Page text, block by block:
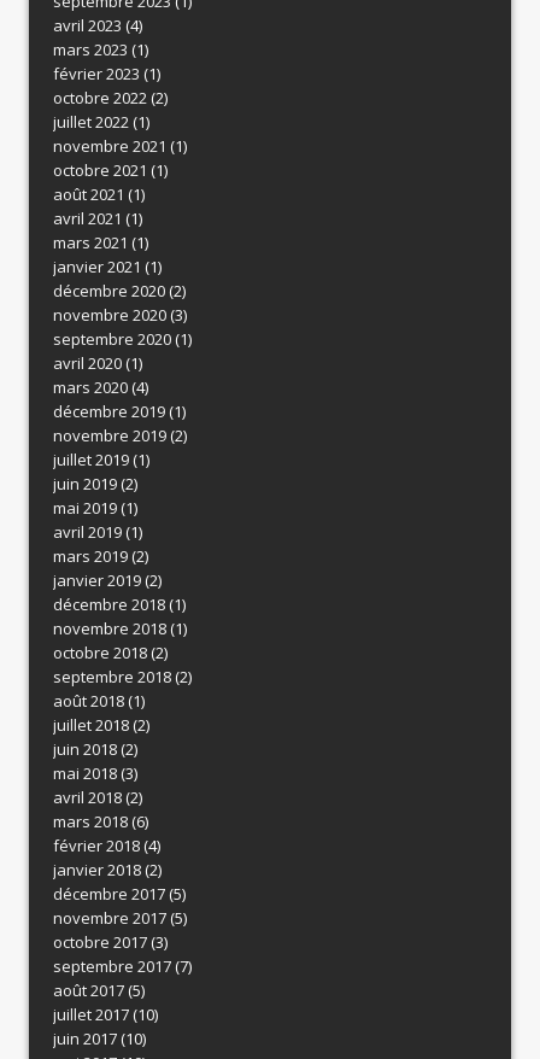
avril 2023 (4)
mars 2023 (1)
février 2023 (1)
octobre 2022(2)
juillet 2022(1)
novembre 2021 (1)
octobre 2021 (1)
août 2021 (1)
avril 2021 (1)
mars 2021 (1)
janvier 2021 (1)
décembre 2020(2)
novembre 2020(3)
septembre 2020(1)
avril 2020(1)
mars 2020(4)
décembre 2019(1)
novembre 2019(2)
juillet 2019(1)
juin 2019(2)
mai 2019(1)
avril 2019(1)
mars 2019(2)
janvier 2019(2)
décembre 2018(1)
novembre 2018(1)
octobre 2018(2)
septembre 2018(2)
août 2018(1)
juillet 2018(2)
juin 2018(2)
mai 2018(3)
avril 2018(2)
mars 2018(6)
février 2018(4)
janvier 2018(2)
décembre 2017(5)
novembre 2017(5)
octobre 2017(3)
septembre 2017(7)
août 2017(5)
juillet 2017(10)
juin 2017(10)